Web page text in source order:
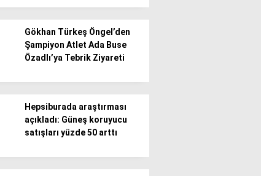
Gökhan Türkeş Öngel’den
Şampiyon Atlet Ada Buse
Özadlı’ya Tebrik Ziyareti
Hepsiburada araştırması
açıkladı: Güneş koruyucu
satışları yüzde 50 arttı